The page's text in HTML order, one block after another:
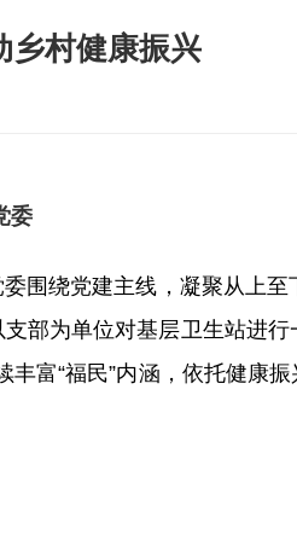
乡村健康振兴
委
围绕党建主线，凝聚从上至
部为单位对基层卫生站进
富“福民”内涵，依托健康